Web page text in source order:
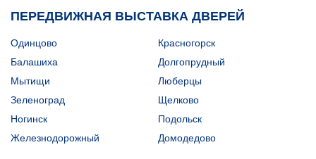
ПЕРЕДВИЖНАЯ ВЫСТАВКА ДВЕРЕЙ
Одинцово
Красногорск
Балашиха
Долгопрудный
Мытищи
Люберцы
Зеленоград
Щелково
Ногинск
Подольск
Железнодорожный
Домодедово